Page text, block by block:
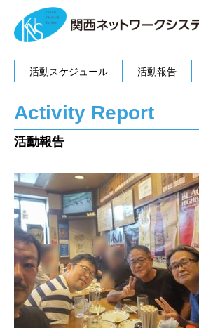
活動スケジュール 活動報告
Activity Report
活動報告